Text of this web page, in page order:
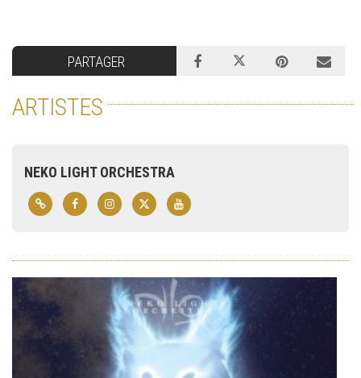
PARTAGER
ARTISTES
NEKO LIGHT ORCHESTRA